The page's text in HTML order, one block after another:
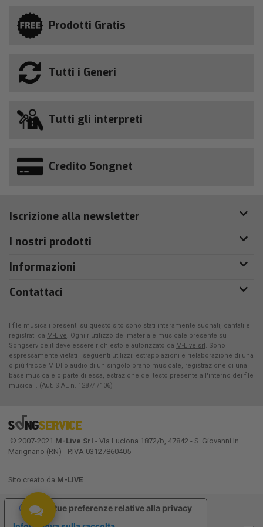
Prodotti Gratis
Tutti i Generi
Tutti gli interpreti
Credito Songnet
Iscrizione alla newsletter
I nostri prodotti
Informazioni
Contattaci
I file musicali presenti su questo sito sono stati interamente suonati, cantati e
registrati da M-Live. Ogni riutilizzo del materiale musicale presente su
Songservice.it deve essere richiesto e autorizzato da M-Live srl. Sono
espressamente vietati i seguenti utilizzi: estrapolazioni e rielaborazione di una
o più tracce MIDI o audio di un singolo brano musicale, registrazione di una
base musicale o parte di essa, estrazione del testo presente all'interno dei file
musicali. (Aut. SIAE n. 1287/I/106)
© 2007-2021 M-Live Srl - Via Luciona 1872/b, 47842 - S. Giovanni In
Marignano (RN) - P.IVA 03127860405
Sito creato da M-LIVE
Le tue preferenze relative alla privacy